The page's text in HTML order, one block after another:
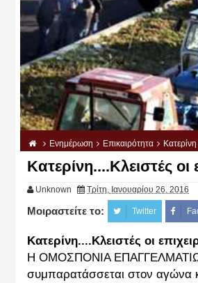
Ενημέρωση Επικαιρότητα
Kατερίνη....Κλειστές οι
Unknown Τρίτη, Ιανουαρίου 26, 2016
Μοιραστείτε το: Twitter
Kατερίνη....Κλειστές οι
Η ΟΜΟΣΠΟΝΙΑ
συμπαρατάσσεται στον αγώνα